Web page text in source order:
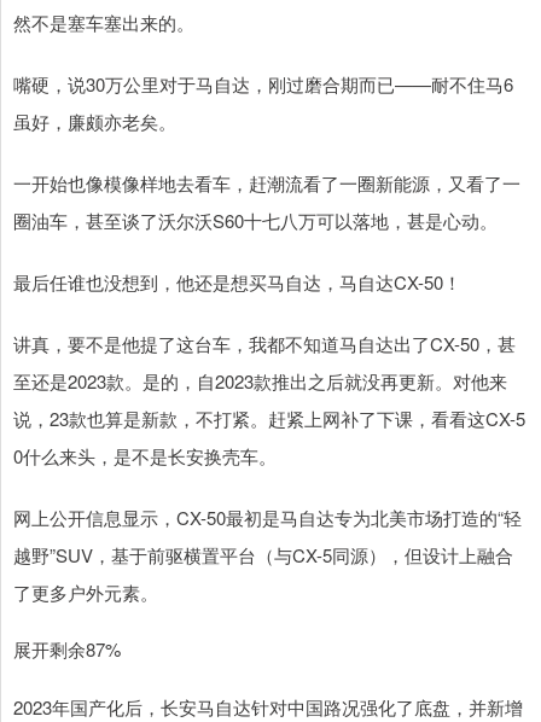
然不是塞车塞出来的。
嘴硬，说30万公里对于马自达，刚过磨合期而已——耐不住马6
虽好，廉颇亦老矣。
一开始也像模像样地去看车，赶潮流看了一圈新能源，又看了一
圈油车，甚至谈了沃尔沃S60十七八万可以落地，甚是心动。
最后任谁也没想到，他还是想买马自达，马自达CX-50！
讲真，要不是他提了这台车，我都不知道马自达出了CX-50，甚
至还是2023款。是的，自2023款推出之后就没再更新。对他来
说，23款也算是新款，不打紧。赶紧上网补了下课，看看这CX-5
0什么来头，是不是长安换壳车。
网上公开信息显示，CX-50最初是马自达专为北美市场打造的“轻
越野”SUV，基于前驱横置平台（与CX-5同源），但设计上融合
了更多户外元素。
展开剩余87%
2023年国产化后，长安马自达针对中国路况强化了底盘，并新增